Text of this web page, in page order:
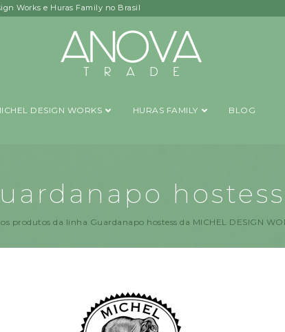
Works e Huras Family no Brasil
DESIGN WORKS HURAS FAMILY BLOG
hostess
produtos da linha Guardanapo hostess da MICHEL DESIGN